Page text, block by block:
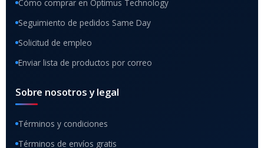
Cómo comprar en Optimus Technology
Seguimiento de pedidos Same Day
Solicitud de empleo
Enviar lista de productos por correo
Sobre nosotros y legal
Términos y condiciones
Términos de envíos gratis